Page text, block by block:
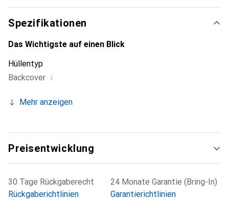
die Marke Noreve eine sichere Wahl für eine
anspruchsvolle Klientel.
Spezifikationen
Das Wichtigste auf einen Blick
Hüllentyp
Backcover i
Mehr anzeigen
Preisentwicklung
30 Tage Rückgaberecht
Rückgaberichtlinien
24 Monate Garantie (Bring-In)
Garantierichtlinien